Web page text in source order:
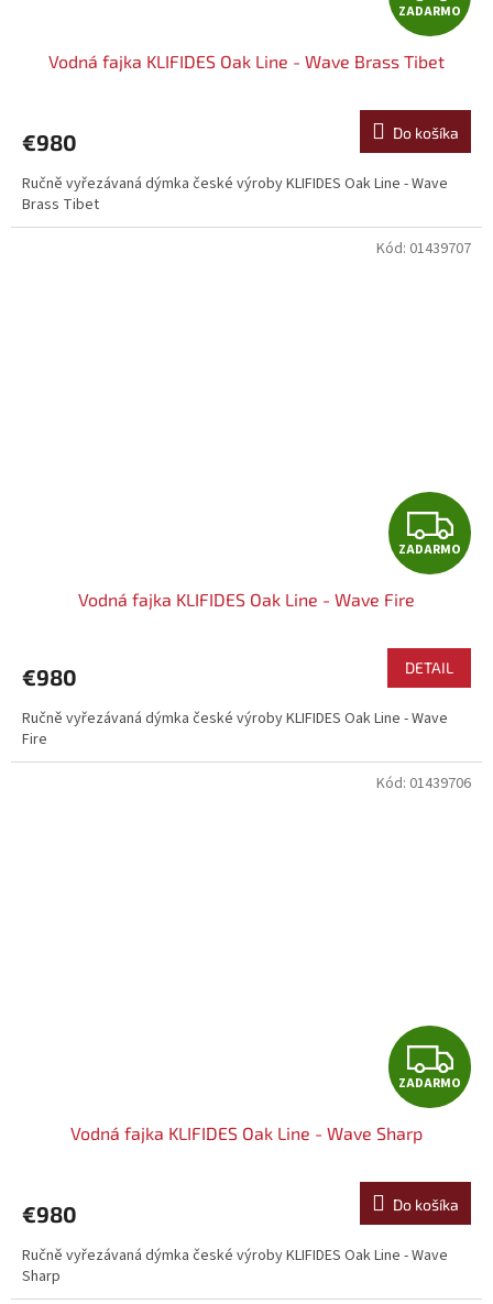
A
A
M
O
ZADARMO
Vodná fajka KLIFIDES Oak Line - Wave Brass Tibet
€980 Do košíka
Ručně vyřezávaná dýmka české výroby KLIFIDES Oak Line - Wave
Brass Tibet
Z
A
A
M
O
ZADARMO
Vodná fajka KLIFIDES Oak Line - Wave Fire
€980 DETAIL
Ručně vyřezávaná dýmka české výroby KLIFIDES Oak Line - Wave
Fire
Kód: 01439707
Z
A
A
M
ZADARMO
Vodná fajka KLIFIDES Oak Line - Wave Sharp
€980 Do košíka
Ručně vyřezávaná dýmka české výroby KLIFIDES Oak Line - Wave
Sharp
Kód: 01439706